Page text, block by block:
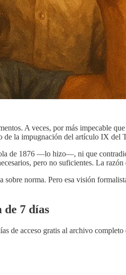
A veces, por más impecable
de la impugnación del artículo IX del
de 1876 —lo hizo—, ni que
pero no suficientes. La
norma. Pero esa visión
7 días
de acceso gratis al archivo completo